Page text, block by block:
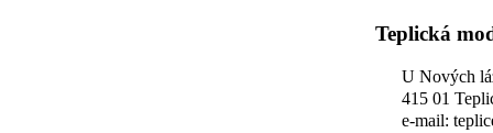
Teplická
U Nových
415 01
e-mail: